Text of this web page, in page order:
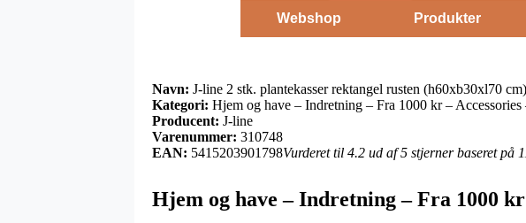
Webshop
Produkter
Navn: J-line 2 stk. plantekasser rektangel rusten (h60xb30xl70 cm)
Kategori: Hjem og have – Indretning – Fra 1000 kr –
Producent: J-line
Varenummer: 310748
EAN: 5415203901798Vurderet til 4.2 ud af 5 stjerner baseret på
Hjem og have – Indretning – Fra 1000